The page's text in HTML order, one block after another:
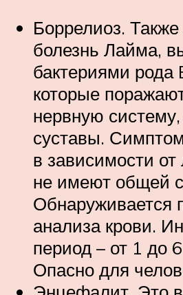
Боррелиоз. Также
болезнь Лайма,
бактериями рода
которые
нервную
суставы.
в зависимости
не имеют общей
Обнаруживается
анализа крови.
период – от 1 до
Опасно для